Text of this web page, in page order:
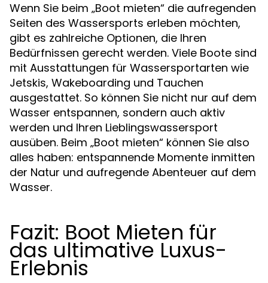
Wenn Sie beim „Boot mieten“ die aufregenden
Seiten des Wassersports erleben möchten,
gibt es zahlreiche Optionen, die Ihren
Bedürfnissen gerecht werden. Viele Boote sind
mit Ausstattungen für Wassersportarten wie
Jetskis, Wakeboarding und Tauchen
ausgestattet. So können Sie nicht nur auf dem
Wasser entspannen, sondern auch aktiv
werden und Ihren Lieblingswassersport
ausüben. Beim „Boot mieten“ können Sie also
alles haben: entspannende Momente inmitten
der Natur und aufregende Abenteuer auf dem
Wasser.
Fazit: Boot Mieten für
das ultimative Luxus-
Erlebnis